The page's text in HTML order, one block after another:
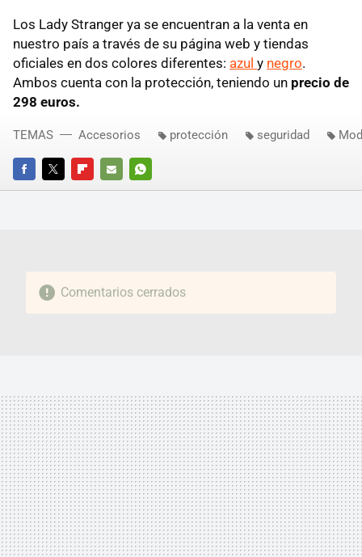
Los Lady Stranger ya se encuentran a la venta en
nuestro país a través de su página web y tiendas
oficiales en dos colores diferentes: azul y negro.
Ambos cuenta con la protección, teniendo un precio de
298 euros.
FACEBOOKTWITTERFLIPBOARD
E-
WHATSAPP
TEMAS Accesorios protección seguridad
Comentarios cerrados